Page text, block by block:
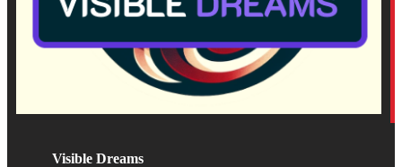
Visible Dreams